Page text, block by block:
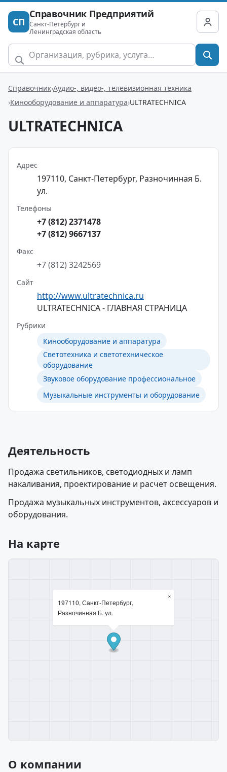
СП
Справочник Предприятий
Санкт-Петербург и
Ленинградская область
Справочник Аудио-, видео-, телевизионная техника
Кинооборудование и аппаратура ULTRATECHNICA
ULTRATECHNICA
Адрес
197110, Санкт-Петербург, Разночинная Б.
ул.
Телефоны
+7 (812) 2371478
+7 (812) 9667137
Факс
+7 (812) 3242569
Сайт
http://www.ultratechnica.ru
ULTRATECHNICA - ГЛАВНАЯ СТРАНИЦА
Рубрики
Кинооборудование и аппаратура
Светотехника и светотехническое
оборудование
Звуковое оборудование профессиональное
Музыкальные инструменты и оборудование
Деятельность
Продажа светильников, светодиодных и ламп
накаливания, проектирование и расчет освещения.
Продажа музыкальных инструментов, аксессуаров и
оборудования.
На карте
197110, Санкт-Петербург,
Разночинная Б. ул.
×
О компании